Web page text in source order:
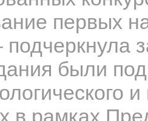
первых
подчеркнула
были
в рамках